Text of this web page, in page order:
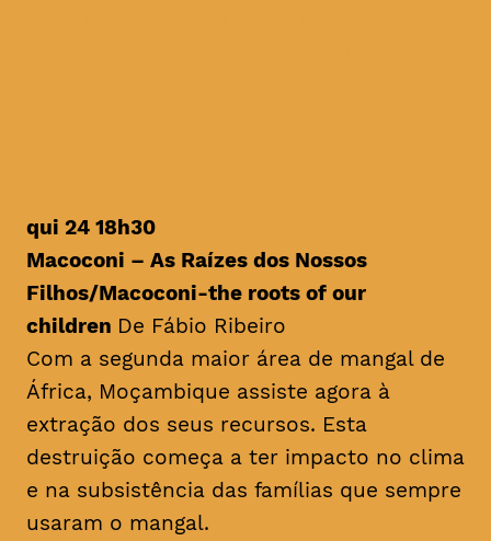
qui 24 18h30
Macoconi – As Raízes dos Nossos
Filhos/Macoconi-the roots of our
children De Fábio Ribeiro
Com a segunda maior área de mangal de
África, Moçambique assiste agora à
extração dos seus recursos. Esta
destruição começa a ter impacto no clima
e na subsistência das famílias que sempre
usaram o mangal.